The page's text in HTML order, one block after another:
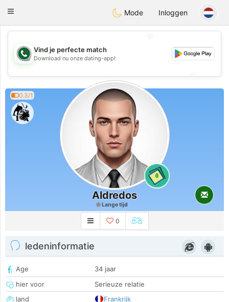
Weshrak
Toggle
Mode Inloggen
💖
💕
Vind je perfecte match
Download nu onze dating-app!
0.3/1
0
Aldredos
Lange tijd
0
ledeninformatie
Age
34 jaar
hier voor
Serieuze relatie
land
Frankrijk